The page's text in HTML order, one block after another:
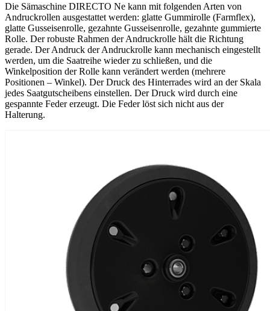
Die Sämaschine DIRECTO Ne kann mit folgenden Arten von
Andruckrollen ausgestattet werden: glatte Gummirolle (Farmflex),
glatte Gusseisenrolle, gezahnte Gusseisenrolle, gezahnte gummierte
Rolle. Der robuste Rahmen der Andruckrolle hält die Richtung
gerade. Der Andruck der Andruckrolle kann mechanisch eingestellt
werden, um die Saatreihe wieder zu schließen, und die
Winkelposition der Rolle kann verändert werden (mehrere
Positionen – Winkel). Der Druck des Hinterrades wird an der Skala
jedes Saatgutscheibens einstellen. Der Druck wird durch eine
gespannte Feder erzeugt. Die Feder löst sich nicht aus der
Halterung.